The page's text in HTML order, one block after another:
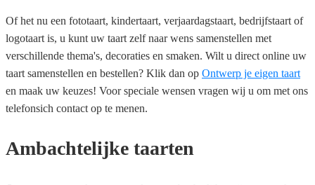
Of het nu een fototaart, kindertaart, verjaardagstaart, bedrijfstaart of
logotaart is, u kunt uw taart zelf naar wens samenstellen met
verschillende thema's, decoraties en smaken. Wilt u direct online uw
taart samenstellen en bestellen? Klik dan op Ontwerp je eigen taart
en maak uw keuzes! Voor speciale wensen vragen wij u om met ons
telefonsich contact op te menen.
Ambachtelijke taarten